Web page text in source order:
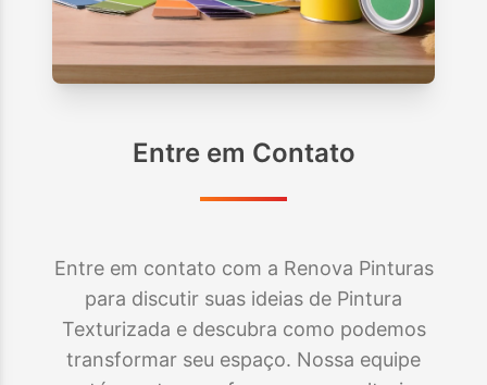
Entre em Contato
Entre em contato com a Renova Pinturas
para discutir suas ideias de Pintura
Texturizada e descubra como podemos
transformar seu espaço. Nossa equipe